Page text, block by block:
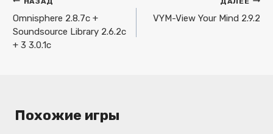
по
записям
Omnisphere 2.8.7c +
Soundsource Library 2.6.2c
+ 3 3.0.1c
VYM-View Your Mind 2.9.2
Похожие игры